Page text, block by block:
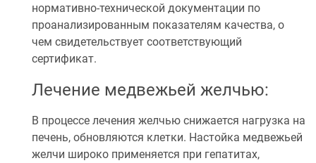
нормативно-технической документации по
проанализированным показателям качества, о
чем свидетельствует соответствующий
сертификат.
Лечение медвежьей желчью:
В процессе лечения желчью снижается нагрузка на
печень, обновляются клетки. Настойка медвежьей
желчи широко применяется при гепатитах,